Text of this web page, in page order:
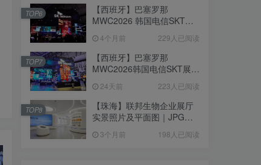
【西班牙】巴塞罗那
MWC2026 韩国电信SKT展
105.67M
4个月前 229人已阅读
TOP6
【西班牙】巴塞罗那
MWC2026韩国电信SKT展台
个｜16.51M
24天前 223人已阅读
TOP7
【珠海】联邦生物企业展厅
实景照片及平面图｜JPG｜
3个月前 198人已阅读
TOP8